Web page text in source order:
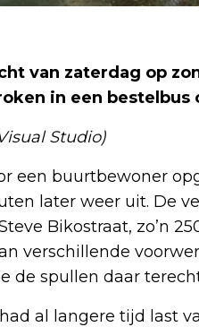
van zaterdag op
in een
Studio)
een buurtbewoner
later weer uit. De
Bikostraat, zo’n
verschillende
de spullen daar
al langere tijd last